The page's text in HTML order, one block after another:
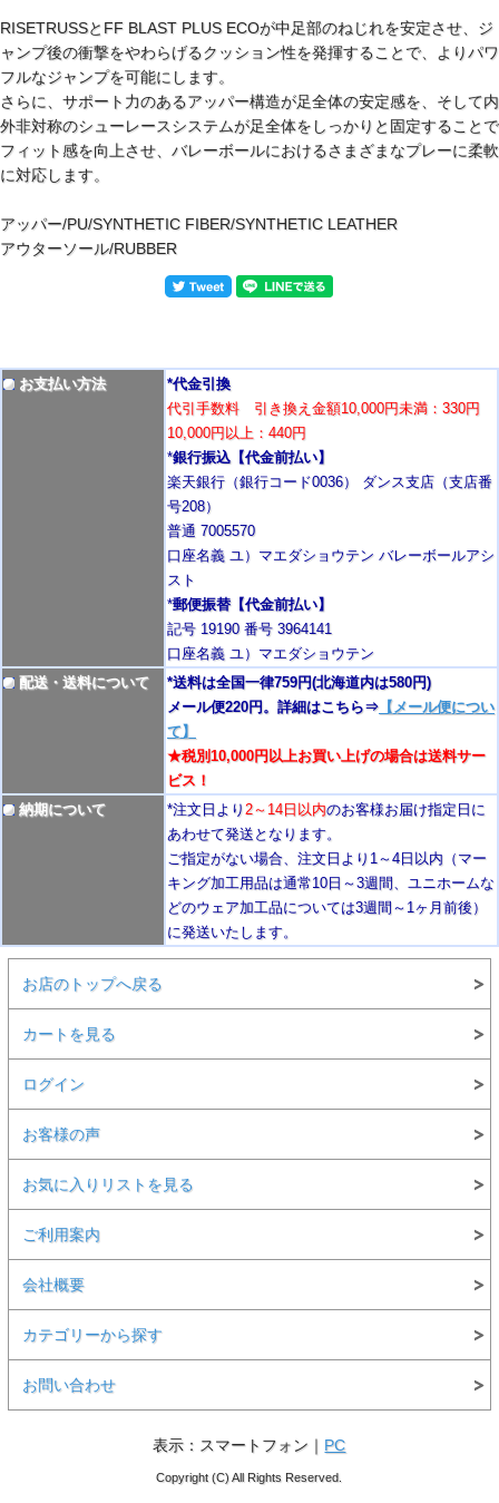
RISETRUSSとFF BLAST PLUS ECOが中足部のねじれを安定させ、ジ
ャンプ後の衝撃をやわらげるクッション性を発揮することで、よりパワ
フルなジャンプを可能にします。
さらに、サポート力のあるアッパー構造が足全体の安定感を、そして内
外非対称のシューレースシステムが足全体をしっかりと固定することで
フィット感を向上させ、バレーボールにおけるさまざまなプレーに柔軟
に対応します。
アッパー/PU/SYNTHETIC FIBER/SYNTHETIC LEATHER
アウターソール/RUBBER
お支払い方法
*代金引換
代引手数料 引き換え金額10,000円未満：330円
10,000円以上：440円
*銀行振込【代金前払い】
楽天銀行（銀行コード0036） ダンス支店（支店番
号208）
普通 7005570
口座名義 ユ）マエダショウテン バレーボールアシ
スト
*郵便振替【代金前払い】
記号 19190 番号 3964141
口座名義 ユ）マエダショウテン
配送・送料について
*送料は全国一律759円(北海道内は580円)
メール便220円。詳細はこちら⇒ 【メール便につい
て】
★税別10,000円以上お買い上げの場合は送料サー
ビス！
納期について
*注文日より 2～14日以内のお客様お届け指定日に
あわせて発送となります。
ご指定がない場合、注文日より1～4日以内 （マー
キング加工用品は通常10日 ～3週間 、ユニホームな
どのウェア加工品については3週間～ 1ヶ月前後 ）
に発送いたします。
お店のトップへ戻る
カートを見る
ログイン
お客様の声
お気に入りリストを見る
ご利用案内
会社概要
カテゴリーから探す
お問い合わせ
表示：スマートフォン｜ PC
Copyright (C) All Rights Reserved.